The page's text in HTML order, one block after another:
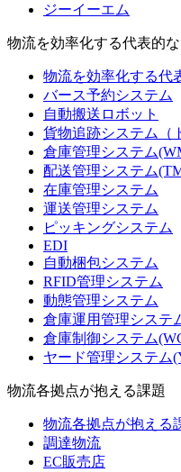
ジーイーエム
物流を効率化する代表的
物流を効率化する代
バース予約システム
自動搬送ロボット
貨物追跡システム（
倉庫管理システム
配送管理システム
在庫管理システム
運送管理システム
ピッキングシステム
EDI
自動梱包システム
RFID管理システム
動態管理システム
倉庫運用管理システ
倉庫制御システム
ヤード管理システム
物流各拠点が抱える課題
物流各拠点が抱える
調達物流
EC販売店